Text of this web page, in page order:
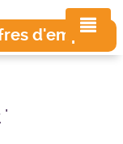
d'emploi
'